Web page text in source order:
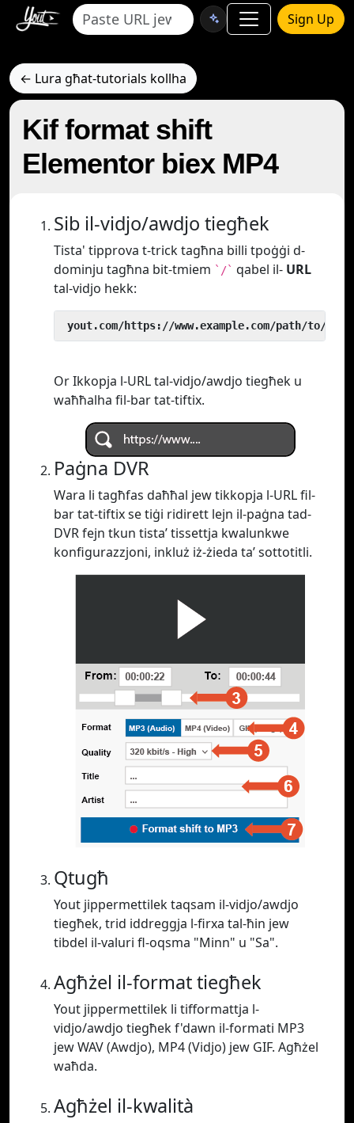
Sign Up
← Lura għat-tutorials kollha
Kif format shift
Elementor biex MP4
Sib il-vidjo/awdjo tiegħek
Tista' tipprova t-trick tagħna billi tpoġġi d-
dominju tagħna bit-tmiem `/` qabel il- URL
tal-vidjo hekk:
yout.com/https://www.example.com/path/to/
Or Ikkopja l-URL tal-vidjo/awdjo tiegħek u
waħħalha fil-bar tat-tiftix.
Paġna DVR
Wara li tagħfas daħħal jew tikkopja l-URL fil-
bar tat-tiftix se tiġi ridirett lejn il-paġna tad-
DVR fejn tkun tista’ tissettja kwalunkwe
konfigurazzjoni, inkluż iż-żieda ta’ sottotitli.
Qtugħ
Yout jippermettilek taqsam il-vidjo/awdjo
tiegħek, trid iddreggja l-firxa tal-ħin jew
tibdel il-valuri fl-oqsma "Minn" u "Sa".
Agħżel il-format tiegħek
Yout jippermettilek li tifformattja l-
vidjo/awdjo tiegħek f'dawn il-formati MP3
jew WAV (Awdjo), MP4 (Vidjo) jew GIF. Agħżel
waħda.
Agħżel il-kwalità